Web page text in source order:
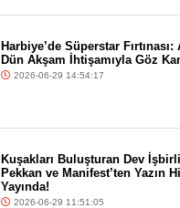
Harbiye’de Süperstar
Dün Akşam İhtişamıyla Göz
2026-06-29 14:54:17
Kuşakları Buluşturan Dev
Pekkan ve Manifest’ten Yazın
Yayında!
2026-06-29 11:51:05